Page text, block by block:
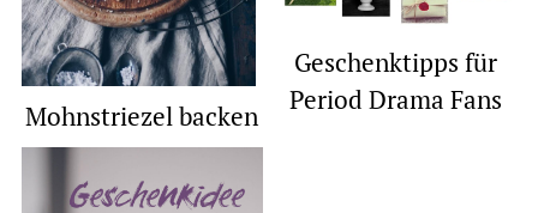
Mohnstriezel backen
Geschenktipps für
Period Drama Fans